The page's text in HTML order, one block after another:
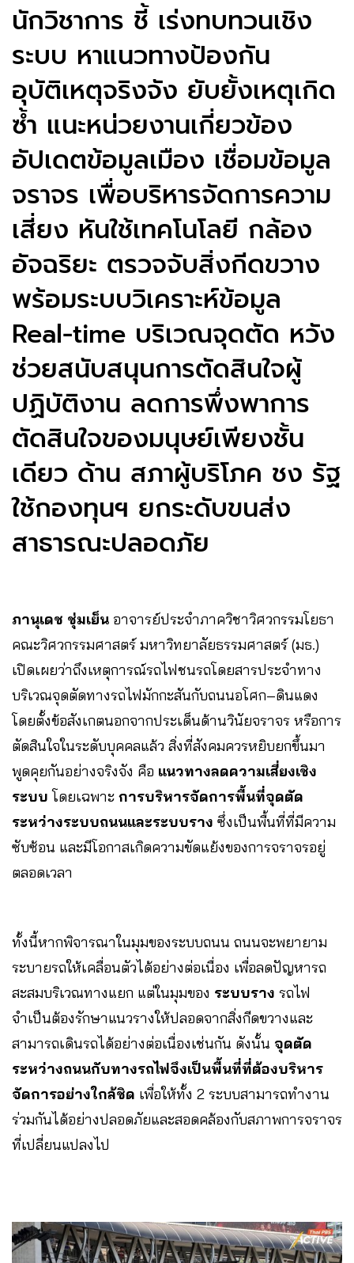
นักวิชาการ ชี้ เร่งทบทวนเชิง
ระบบ หาแนวทางป้องกัน
อุบัติเหตุจริงจัง ยับยั้งเหตุเกิด
ซ้ำ แนะหน่วยงานเกี่ยวข้อง
อัปเดตข้อมูลเมือง เชื่อมข้อมูล
จราจร เพื่อบริหารจัดการความ
เสี่ยง หันใช้เทคโนโลยี กล้อง
อัจฉริยะ ตรวจจับสิ่งกีดขวาง
พร้อมระบบวิเคราะห์ข้อมูล
Real-time บริเวณจุดตัด หวัง
ช่วยสนับสนุนการตัดสินใจผู้
ปฏิบัติงาน ลดการพึ่งพาการ
ตัดสินใจของมนุษย์เพียงชั้น
เดียว ด้าน สภาผู้บริโภค ชง รัฐ
ใช้กองทุนฯ ยกระดับขนส่ง
สาธารณะปลอดภัย
ภานุเดช ชุ่มเย็น อาจารย์ประจำภาควิชาวิศวกรรมโยธา
คณะวิศวกรรมศาสตร์ มหาวิทยาลัยธรรมศาสตร์ (มธ.)
เปิดเผยว่าถึงเหตุการณ์รถไฟชนรถโดยสารประจำทาง
บริเวณจุดตัดทางรถไฟมักกะสันกับถนนอโศก–ดินแดง
โดยตั้งข้อสังเกตนอกจากประเด็นด้านวินัยจราจร หรือการ
ตัดสินใจในระดับบุคคลแล้ว สิ่งที่สังคมควรหยิบยกขึ้นมา
พูดคุยกันอย่างจริงจัง คือ แนวทางลดความเสี่ยงเชิง
ระบบ โดยเฉพาะ การบริหารจัดการพื้นที่จุดตัด
ระหว่างระบบถนนและระบบราง ซึ่งเป็นพื้นที่ที่มีความ
ซับซ้อน และมีโอกาสเกิดความขัดแย้งของการจราจรอยู่
ตลอดเวลา
ทั้งนี้หากพิจารณาในมุมของระบบถนน ถนนจะพยายาม
ระบายรถให้เคลื่อนตัวได้อย่างต่อเนื่อง เพื่อลดปัญหารถ
สะสมบริเวณทางแยก แต่ในมุมของ ระบบราง รถไฟ
จำเป็นต้องรักษาแนวรางให้ปลอดจากสิ่งกีดขวางและ
สามารถเดินรถได้อย่างต่อเนื่องเช่นกัน ดังนั้น จุดตัด
ระหว่างถนนกับทางรถไฟจึงเป็นพื้นที่ที่ต้องบริหาร
จัดการอย่างใกล้ชิด เพื่อให้ทั้ง 2 ระบบสามารถทำงาน
ร่วมกันได้อย่างปลอดภัยและสอดคล้องกับสภาพการจราจร
ที่เปลี่ยนแปลงไป